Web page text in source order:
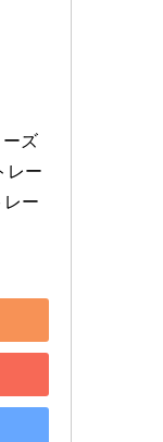
ーズ
レー
レー